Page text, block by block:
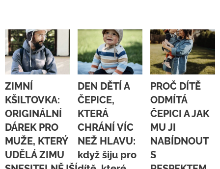
ZIMNÍ
KŠILTOVKA:
ORIGINÁLNÍ
DÁREK PRO
MUŽE, KTERÝ
UDĚLÁ ZIMU
DEN DĚTÍ A
ČEPICE,
KTERÁ
CHRÁNÍ VÍC
NEŽ HLAVU:
když šiju pro
PROČ DÍTĚ
ODMÍTÁ
ČEPICI A JAK
MU JI
NABÍDNOUT
S